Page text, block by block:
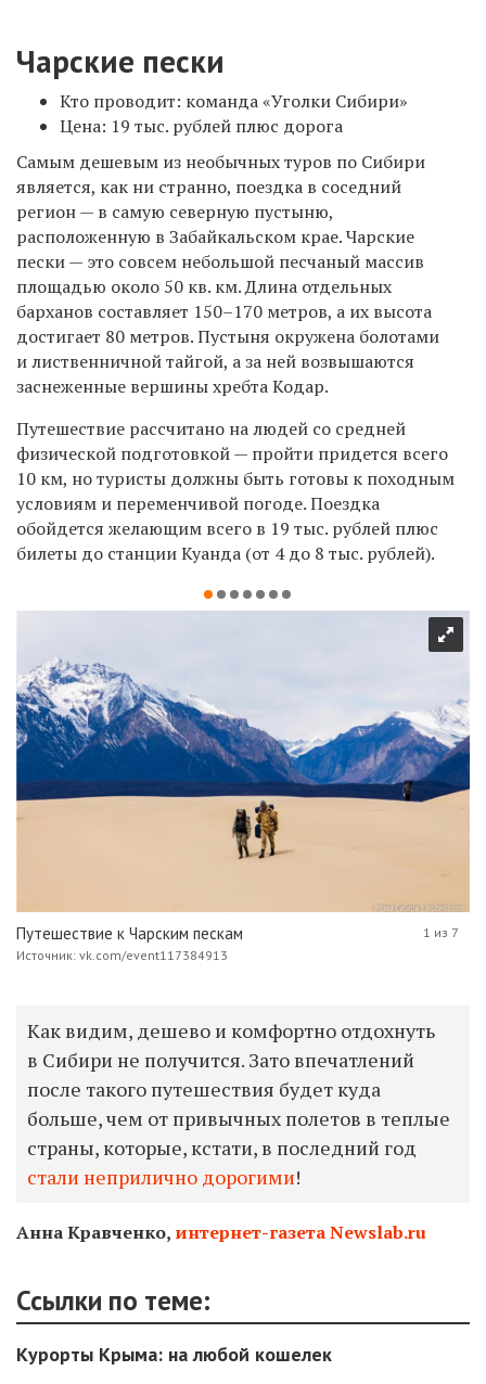
Чарские пески
Кто проводит: команда «Уголки Сибири»
Цена: 19 тыс. рублей плюс дорога
Самым дешевым из необычных туров по Сибири
является, как ни странно, поездка в соседний
регион — в самую северную пустыню,
расположенную в Забайкальском крае. Чарские
пески — это совсем небольшой песчаный массив
площадью около 50 кв. км. Длина отдельных
барханов составляет 150–170 метров, а их высота
достигает 80 метров. Пустыня окружена болотами
и лиственничной тайгой, а за ней возвышаются
заснеженные вершины хребта Кодар.
Путешествие рассчитано на людей со средней
физической подготовкой — пройти придется всего
10 км, но туристы должны быть готовы к походным
условиям и переменчивой погоде. Поездка
обойдется желающим всего в 19 тыс. рублей плюс
билеты до станции Куанда (от 4 до 8 тыс. рублей).
Путешествие к Чарским пескам
Источник: vk.com/event117384913
1 из 7
Как видим, дешево и комфортно отдохнуть
в Сибири не получится. Зато впечатлений
после такого путешествия будет куда
больше, чем от привычных полетов в теплые
страны, которые, кстати, в последний год
стали неприлично дорогими!
Анна Кравченко, интернет-газета Newslab.ru
Ссылки по теме:
Курорты Крыма: на любой кошелек